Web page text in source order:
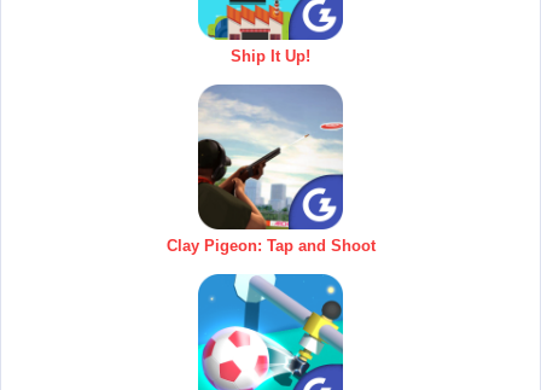
Ship It Up!
Clay Pigeon: Tap and Shoot